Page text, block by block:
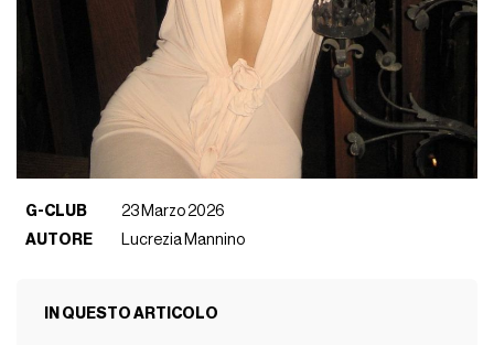
G-CLUB
23 Marzo 2026
AUTORE
Lucrezia Mannino
IN QUESTO ARTICOLO